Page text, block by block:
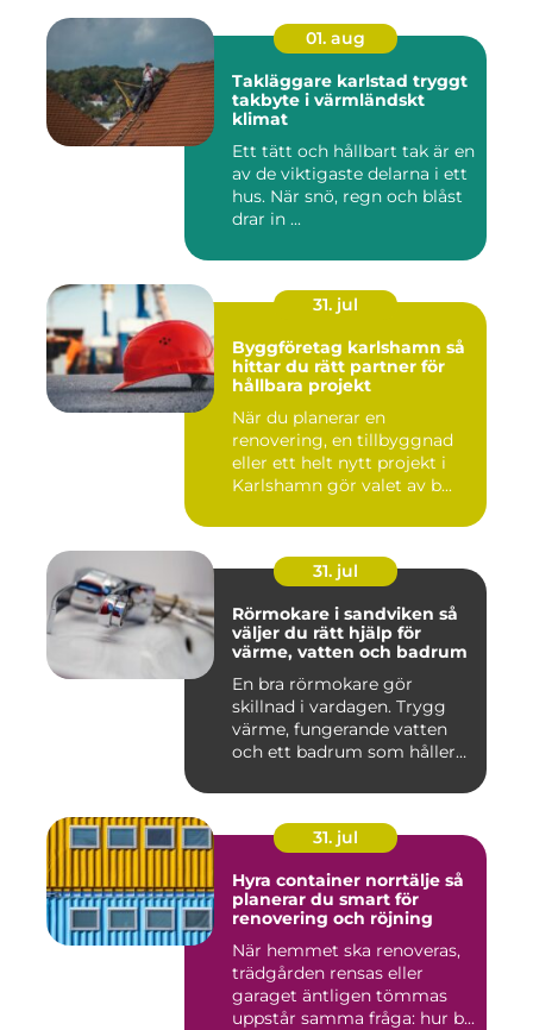
01. aug
Takläggare karlstad tryggt
takbyte i värmländskt
klimat
Ett tätt och hållbart tak är en
av de viktigaste delarna i ett
hus. När snö, regn och blåst
drar in ...
31. jul
Byggföretag karlshamn så
hittar du rätt partner för
hållbara projekt
När du planerar en
renovering, en tillbyggnad
eller ett helt nytt projekt i
Karlshamn gör valet av b...
31. jul
Rörmokare i sandviken så
väljer du rätt hjälp för
värme, vatten och badrum
En bra rörmokare gör
skillnad i vardagen. Trygg
värme, fungerande vatten
och ett badrum som håller
31. jul
Hyra container norrtälje så
planerar du smart för
renovering och röjning
När hemmet ska renoveras,
trädgården rensas eller
garaget äntligen tömmas
uppstår samma fråga: hur b...